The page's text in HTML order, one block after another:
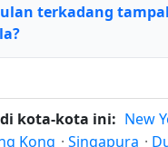
terkadang
kota-kota ini: New
Kong · Singapura ·